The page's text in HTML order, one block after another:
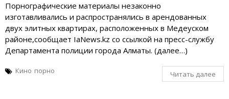
Порнографические материалы незаконно
изготавливались и распространялись в арендованных
двух элитных квартирах, расположенных в Медеуском
районе,сообщает IaNews.kz со ссылкой на пресс-службу
Департамента полиции города Алматы. (далее…)
Кино порно Читать далее